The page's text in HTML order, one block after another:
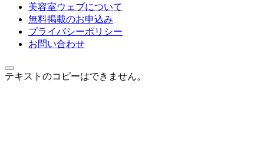
美容室ウェブについて
無料掲載のお申込み
プライバシーポリシー
お問い合わせ
テキストのコピーはできません。